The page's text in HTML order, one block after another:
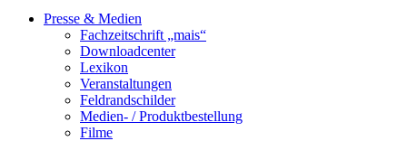
Presse & Medien
Fachzeitschrift „mais“
Downloadcenter
Lexikon
Veranstaltungen
Feldrandschilder
Medien- / Produktbestellung
Filme